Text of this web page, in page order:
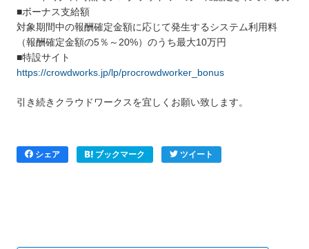
■ボーナス支給額
対象期間中の報酬確定金額に応じて発生するシステム利用料
（報酬確定金額の5％～20%）のうち最大10万円
■特設サイト
https://crowdworks.jp/lp/procrowdworker_bonus
引き続きクラウドワークスを宜しくお願い致します。
シェア ブックマーク ツイート